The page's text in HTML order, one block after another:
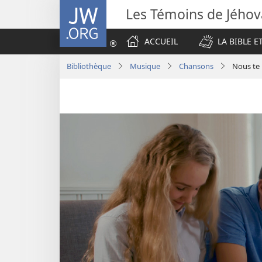
JW.ORG Les Témoins de
ACCUEIL
LA BIBLE
Bibliothèque Musique Chansons Nous te